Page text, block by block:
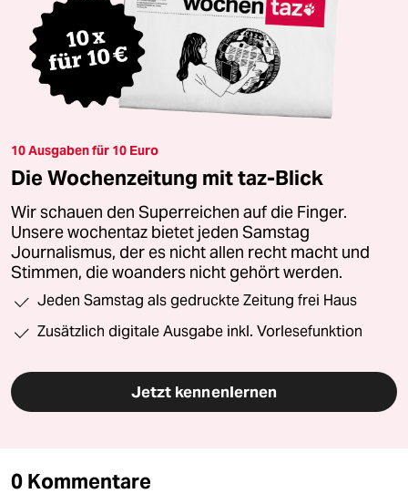
10 Ausgaben für 10 Euro
Die Wochenzeitung mit taz-Blick
Wir schauen den Superreichen auf die Finger.
Unsere wochentaz bietet jeden Samstag
Journalismus, der es nicht allen recht macht und
Stimmen, die woanders nicht gehört werden.
Jeden Samstag als gedruckte Zeitung frei Haus
Zusätzlich digitale Ausgabe inkl. Vorlesefunktion
Jetzt kennenlernen
0 Kommentare